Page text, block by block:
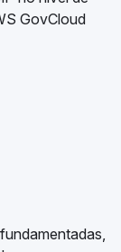
GovCloud